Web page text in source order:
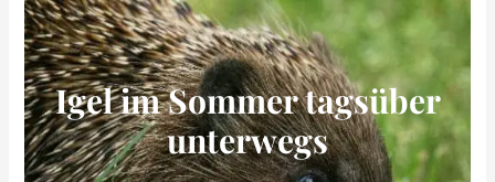
Igel im Sommer tagsüber
unterwegs